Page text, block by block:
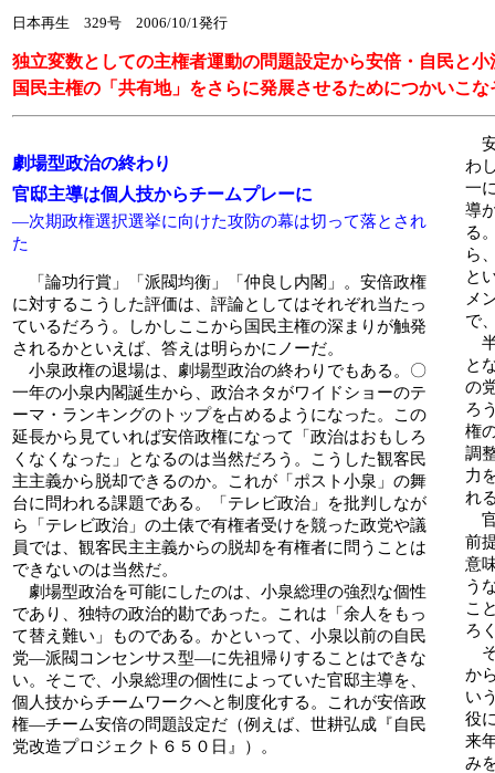
日本再生 329号 2006/10/1発行
独立変数としての主権者運動の問題設定から安倍・自民と
国民主権の「共有地」をさらに発展させるためにつかいこな
劇場型政治の終わり
官邸主導は個人技からチームプレーに
―次期政権選択選挙に向けた攻防の幕は切って落とされ
た
「論功行賞」「派閥均衡」「仲良し内閣」。安倍政権
に対するこうした評価は、評論としてはそれぞれ当たっ
ているだろう。しかしここから国民主権の深まりが触発
されるかといえば、答えは明らかにノーだ。
小泉政権の退場は、劇場型政治の終わりでもある。〇
一年の小泉内閣誕生から、政治ネタがワイドショーのテ
ーマ・ランキングのトップを占めるようになった。この
延長から見ていれば安倍政権になって「政治はおもしろ
くなくなった」となるのは当然だろう。こうした観客民
主主義から脱却できるのか。これが「ポスト小泉」の舞
台に問われる課題である。「テレビ政治」を批判しなが
ら「テレビ政治」の土俵で有権者受けを競った政党や議
員では、観客民主主義からの脱却を有権者に問うことは
できないのは当然だ。
劇場型政治を可能にしたのは、小泉総理の強烈な個性
であり、独特の政治的勘であった。これは「余人をもっ
て替え難い」ものである。かといって、小泉以前の自民
党―派閥コンセンサス型―に先祖帰りすることはできな
い。そこで、小泉総理の個性によっていた官邸主導を、
個人技からチームワークへと制度化する。これが安倍政
権―チーム安倍の問題設定だ（例えば、世耕弘成『自民
党改造プロジェクト６５０日』）。
安
わ
一
導
る
ら
と
メ
で
半
と
の
ろ
権
調
力
れ
官
前
意
う
こ
ろ
そ
か
い
役
来
み